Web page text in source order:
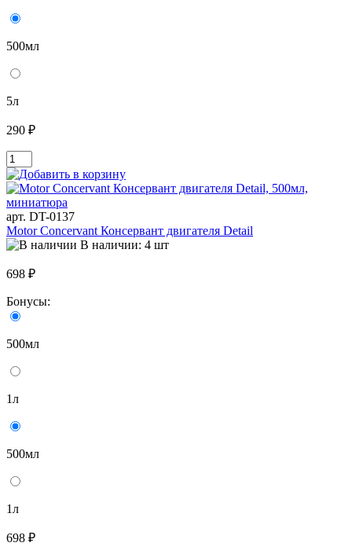
500мл
5л
290 ₽
арт. DT-0137
Motor Concervant Консервант двигателя Detail
В наличии: 4 шт
698 ₽
Бонусы:
500мл
1л
500мл
1л
698 ₽